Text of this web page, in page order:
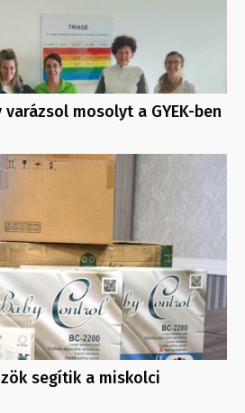
mosolyt a GYEK-ben
segítik a miskolci